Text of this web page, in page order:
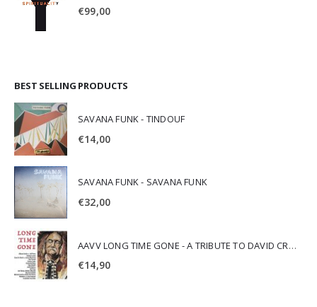
€99,00
BEST SELLING PRODUCTS
SAVANA FUNK - TINDOUF
€14,00
SAVANA FUNK - SAVANA FUNK
€32,00
AAVV LONG TIME GONE - A TRIBUTE TO DAVID CROSBY
€14,90